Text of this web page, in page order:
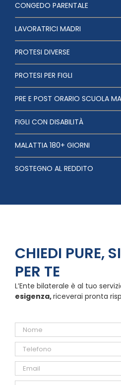
CONGEDO PARENTALE
LAVORATRICI MADRI
PROTESI DIVERSE
PROTESI PER FIGLI
PRE E POST ORARIO SCUOLA
FIGLI CON DISABILITÀ
MALATTIA 180+ GIORNI
SOSTEGNO AL REDDITO
CHIEDI PURE,
PER TE
L’Ente bilaterale è al tuo
esigenza,riceverai pronta